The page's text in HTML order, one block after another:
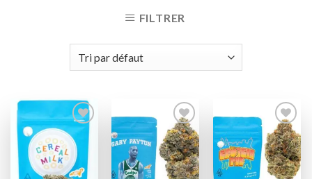
FILTRER
Add to
wishlist
Add to
wishlist
Add to
wishlist